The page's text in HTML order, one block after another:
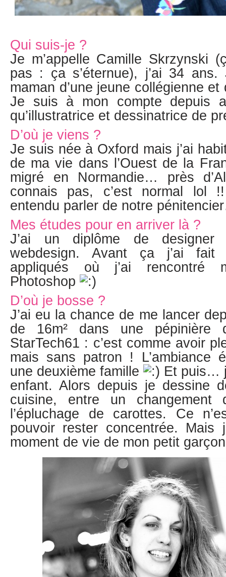
Qui suis-je ?
Je m’appelle Camille Skrzynski
pas : ça s’éternue), j’ai 34 ans.
maman d’une jeune collégienne et
Je suis à mon compte depuis
qu’illustratrice et dessinatrice de
D’où je viens ?
Je suis née à Oxford mais j’ai
de ma vie dans l’Ouest de la
migré en Normandie… près
connais pas, c’est normal lol
entendu parler de notre
Mes études pour en arriver là ?
J’ai un diplôme de
webdesign. Avant ça j’ai fait
appliqués où j’ai rencontré
Photoshop
D’où je bosse ?
J’ai eu la chance de me lancer
de 16m² dans une pépinière
StarTech61 : c’est comme avoir
mais sans patron ! L’ambiance
une deuxième famille
Et puis…
enfant. Alors depuis je dessine
cuisine, entre un
l’épluchage de carottes. Ce
pouvoir rester concentrée. Mais
moment de vie de mon petit